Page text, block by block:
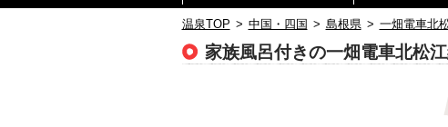
温泉TOP > 中国・四国 > 島根県 > 一畑電車北
家族風呂付きの一畑電車北松